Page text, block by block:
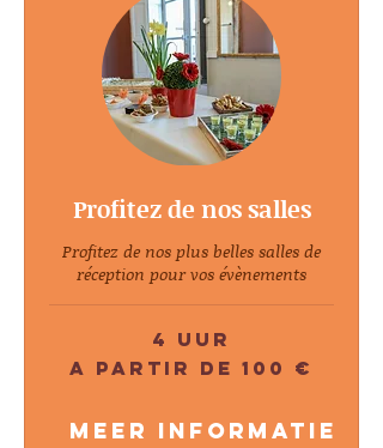
Profitez de nos salles
Profitez de nos plus belles salles de
réception pour vos évènements
4 uur
partirA partir de 100 €
Meer informatie